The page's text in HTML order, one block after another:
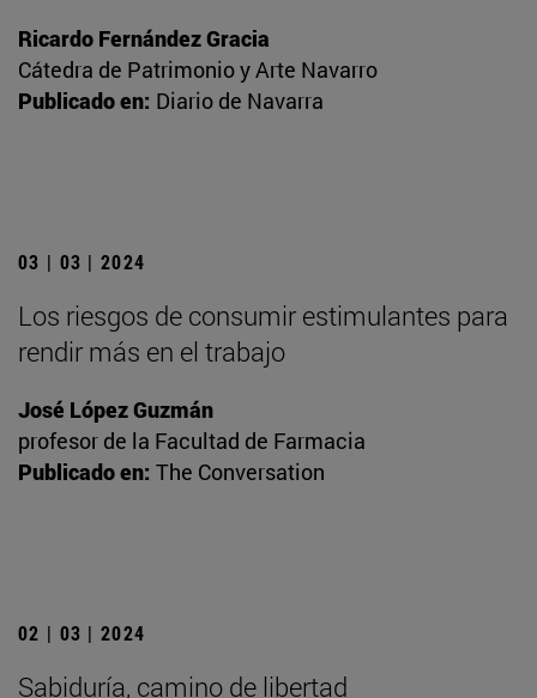
Ricardo Fernández Gracia
Cátedra de Patrimonio y Arte Navarro
Publicado en: Diario de Navarra
03 | 03 | 2024
Los riesgos de consumir estimulantes para
rendir más en el trabajo
José López Guzmán
profesor de la Facultad de Farmacia
Publicado en: The Conversation
02 | 03 | 2024
Sabiduría, camino de libertad